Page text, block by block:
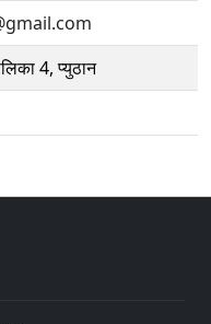
4, प्युठान